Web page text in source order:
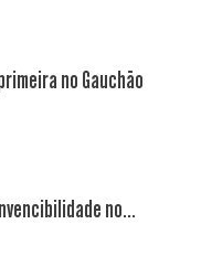
no Gauchão
no...